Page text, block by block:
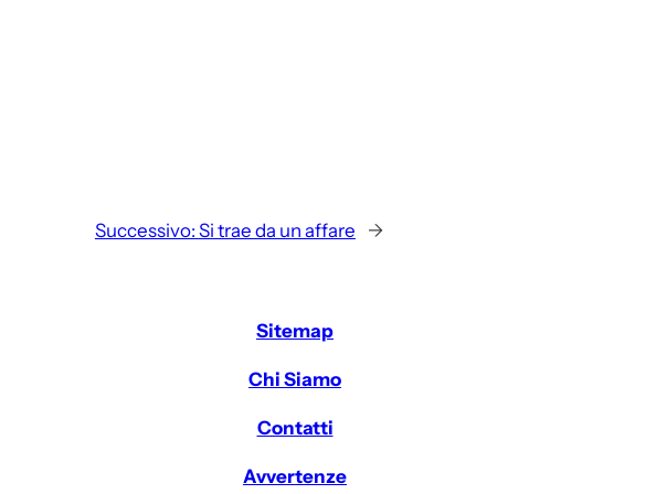
Successivo: Si trae da un affare →
Sitemap
Chi Siamo
Contatti
Avvertenze